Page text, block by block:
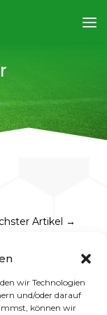
wir Technologien
und/oder darauf
können wir
Artikel →
Spandau
engagierte
im Spiel bei
die
und wurden
es am Ende